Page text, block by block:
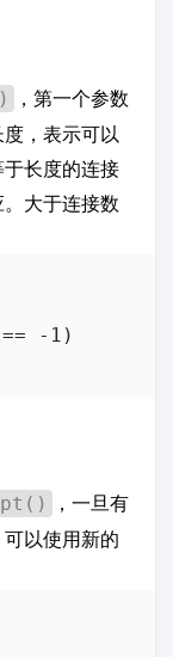
，第一个参数
，表示可以
长度的连接
大于连接数
-1)
，一旦有
以使用新的